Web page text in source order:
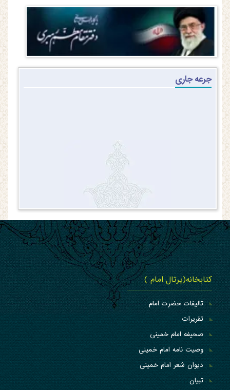
جرعه جاری
کتابخانه(پرتال امام )
تالیفات حضرت امام
تقریرات
صحیفه امام خمینی
وصیت نامه امام خمینی
دیوان شعر امام خمینی
تبیان